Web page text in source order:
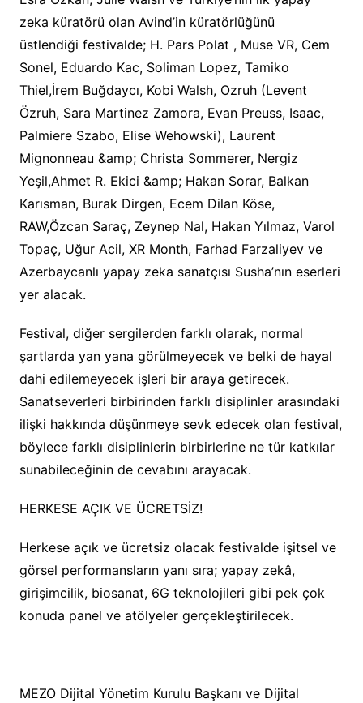
zeka küratörü olan Avind’in küratörlüğünü
üstlendiği festivalde; H. Pars Polat , Muse VR, Cem
Sonel, Eduardo Kac, Soliman Lopez, Tamiko
Thiel,İrem Buğdaycı, Kobi Walsh, Ozruh (Levent
Özruh, Sara Martinez Zamora, Evan Preuss, Isaac,
Palmiere Szabo, Elise Wehowski), Laurent
Mignonneau &amp; Christa Sommerer, Nergiz
Yeşil,Ahmet R. Ekici &amp; Hakan Sorar, Balkan
Karısman, Burak Dirgen, Ecem Dilan Köse,
RAW,Özcan Saraç, Zeynep Nal, Hakan Yılmaz, Varol
Topaç, Uğur Acil, XR Month, Farhad Farzaliyev ve
Azerbaycanlı yapay zeka sanatçısı Susha’nın eserleri
yer alacak.
Festival, diğer sergilerden farklı olarak, normal
şartlarda yan yana görülmeyecek ve belki de hayal
dahi edilemeyecek işleri bir araya getirecek.
Sanatseverleri birbirinden farklı disiplinler arasındaki
ilişki hakkında düşünmeye sevk edecek olan festival,
böylece farklı disiplinlerin birbirlerine ne tür katkılar
sunabileceğinin de cevabını arayacak.
HERKESE AÇIK VE ÜCRETSİZ!
Herkese açık ve ücretsiz olacak festivalde işitsel ve
görsel performansların yanı sıra; yapay zekâ,
girişimcilik, biosanat, 6G teknolojileri gibi pek çok
konuda panel ve atölyeler gerçekleştirilecek.
MEZO Dijital Yönetim Kurulu Başkanı ve Dijital